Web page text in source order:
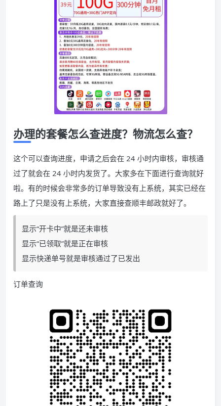
办理的套餐怎么查进度？物流怎么查？
这个可以查询进度，申请之后会在 24 小时内审核，审核通
过了就会在 24 小时内发货了。大家多在下面进行查询就好
啦。有的时候会非常多的订单导致没有上系统，其实已经在
路上了只是没有上系统，大家直接查顺丰邮政就好了。
显示“开卡中”就是还未审核
显示“已领取”就是正在审核
显示快递单号就是审核通过了已发出
订单查询